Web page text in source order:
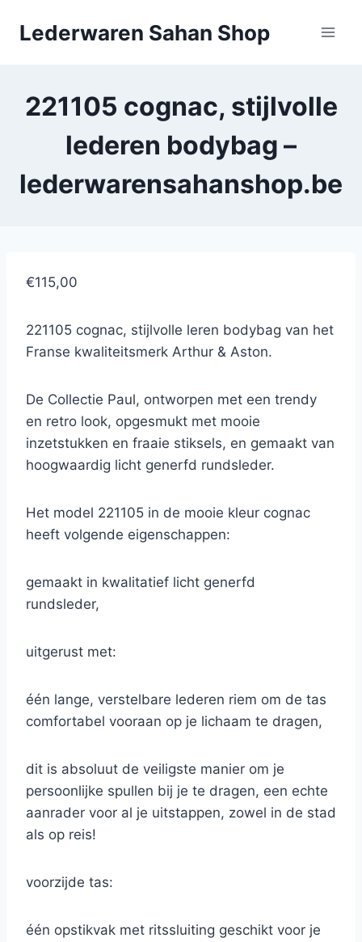
Lederwaren Sahan Shop
221105 cognac, stijlvolle
lederen bodybag –
lederwarensahanshop.be
€115,00
221105 cognac, stijlvolle leren bodybag van het
Franse kwaliteitsmerk Arthur & Aston.
De Collectie Paul, ontworpen met een trendy
en retro look, opgesmukt met mooie
inzetstukken en fraaie stiksels, en gemaakt van
hoogwaardig licht generfd rundsleder.
Het model 221105 in de mooie kleur cognac
heeft volgende eigenschappen:
gemaakt in kwalitatief licht generfd
rundsleder,
uitgerust met:
één lange, verstelbare lederen riem om de tas
comfortabel vooraan op je lichaam te dragen,
dit is absoluut de veiligste manier om je
persoonlijke spullen bij je te dragen, een echte
aanrader voor al je uitstappen, zowel in de stad
als op reis!
voorzijde tas:
één opstikvak met ritssluiting geschikt voor je